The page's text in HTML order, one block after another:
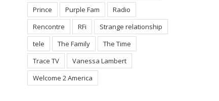
Prince
Purple Fam
Radio
Rencontre
RFi
Strange relationship
tele
The Family
The Time
Trace TV
Vanessa Lambert
Welcome 2 America